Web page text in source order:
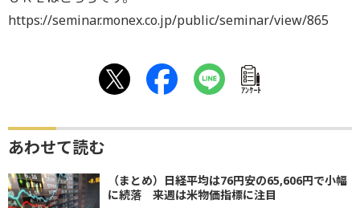
https://seminar.monex.co.jp/public/seminar/view/865
ｱﾝｹｰﾄ
あわせて読む
（まとめ）日経平均は76円安の65,606円で小幅
に続落 来週は米物価指標に注目